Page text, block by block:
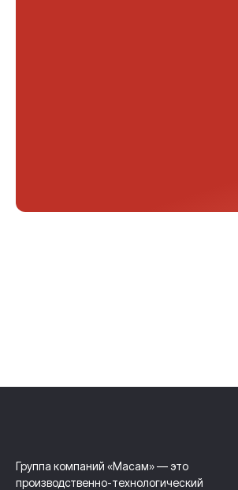
Группа компаний «Масам» — это
производственно-технологический